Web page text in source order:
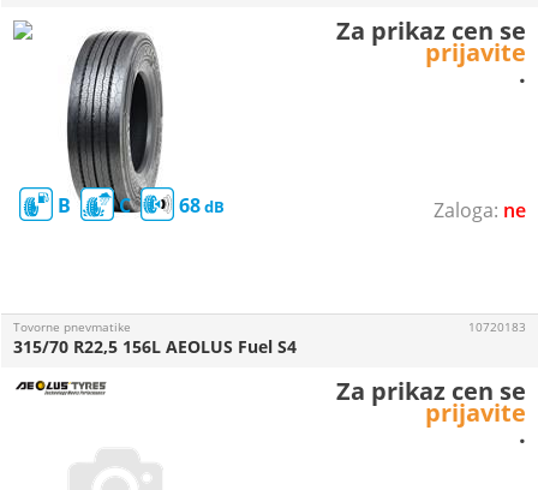
ne
B C 68
Za prikaz cen se
prijavite
.
Tovorne pnevmatike
315/70 R22,5 156L AEOLUS Fuel S4
10720183
Za prikaz cen se
prijavite
.